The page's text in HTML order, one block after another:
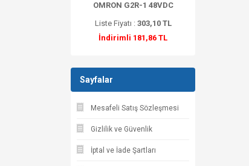
OMRON G2R-1 48VDC
Liste Fiyatı : 303,10 TL
İndirimli 181,86 TL
Sayfalar
Mesafeli Satış Sözleşmesi
Gizlilik ve Güvenlik
İptal ve İade Şartları